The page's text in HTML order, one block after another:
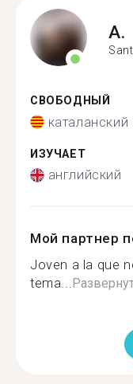
A.
СВОБОДНЫЙ
каталанский
ИЗУЧАЕТ
английский
Мой партнер
Joven a la que
tema...